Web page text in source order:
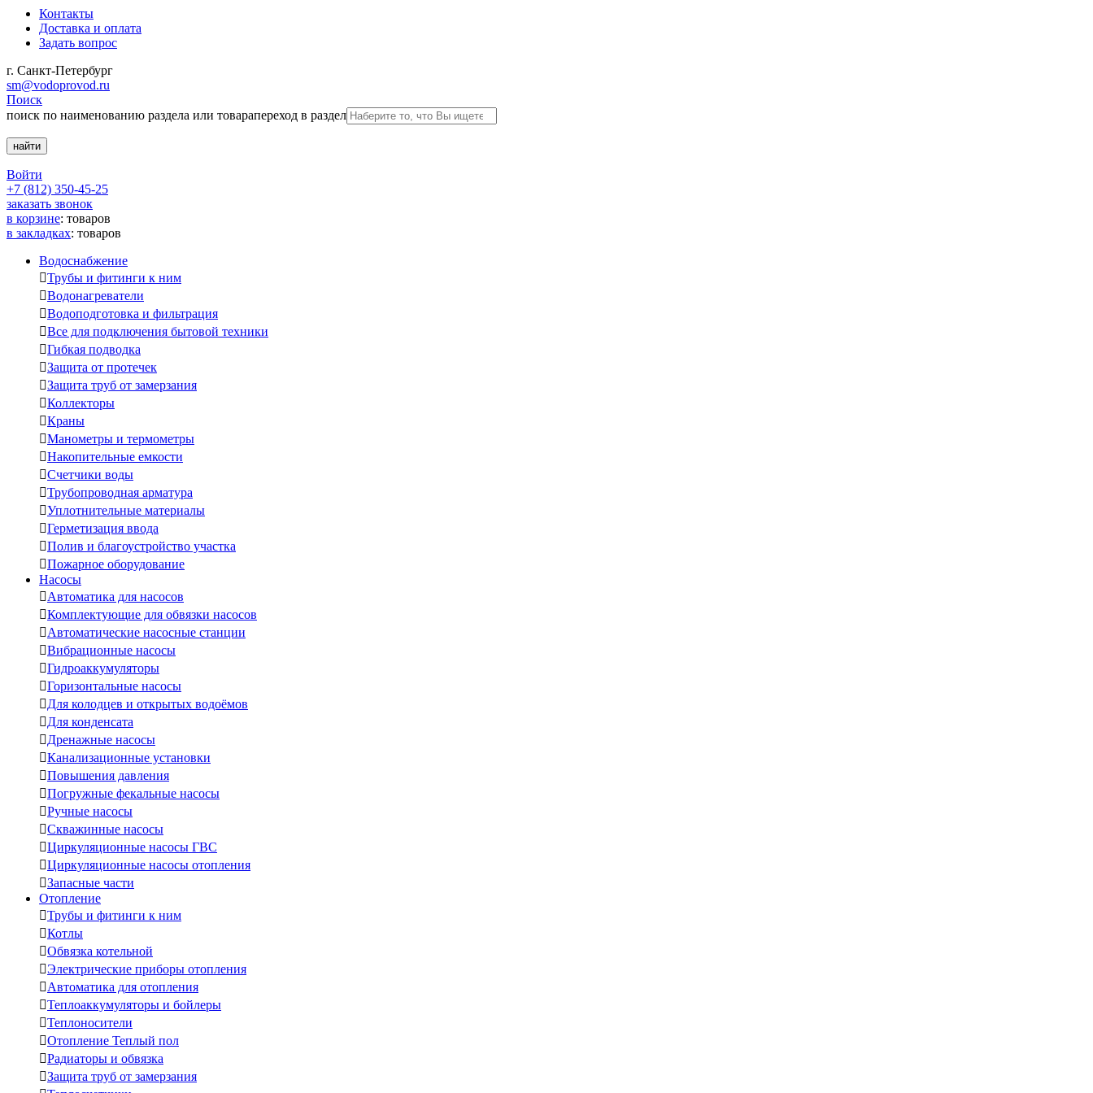
Контакты
Доставка и оплата
Задать вопрос
г. Санкт-Петербург
sm@vodoprovod.ru
Поиск
поиск по наименованию раздела или товарапереход в раздел
Войти
+7 (812) 350-45-25
заказать звонок
в корзине: товаров
в закладках: товаров
Водоснабжение
Трубы и фитинги к ним
Водонагреватели
Водоподготовка и фильтрация
Все для подключения бытовой техники
Гибкая подводка
Защита от протечек
Защита труб от замерзания
Коллекторы
Краны
Манометры и термометры
Накопительные емкости
Счетчики воды
Трубопроводная арматура
Уплотнительные материалы
Герметизация ввода
Полив и благоустройство участка
Пожарное оборудование
Насосы
Автоматика для насосов
Комплектующие для обвязки насосов
Автоматические насосные станции
Вибрационные насосы
Гидроаккумуляторы
Горизонтальные насосы
Для колодцев и открытых водоёмов
Для конденсата
Дренажные насосы
Канализационные установки
Повышения давления
Погружные фекальные насосы
Ручные насосы
Скважинные насосы
Циркуляционные насосы ГВС
Циркуляционные насосы отопления
Запасные части
Отопление
Трубы и фитинги к ним
Котлы
Обвязка котельной
Электрические приборы отопления
Автоматика для отопления
Теплоаккумуляторы и бойлеры
Теплоносители
Отопление Теплый пол
Радиаторы и обвязка
Защита труб от замерзания